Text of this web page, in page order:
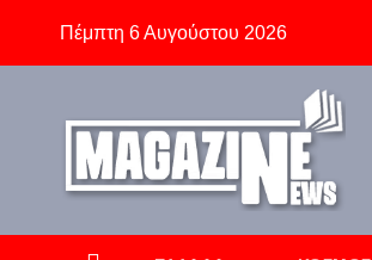
Πέμπτη 6 Αυγούστου 2026